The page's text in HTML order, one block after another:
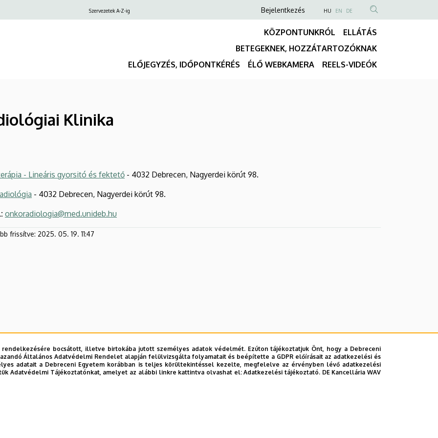
bocsátott, illetve birtokába jutott személyes adatok védelmét. Ezúton tájékoztatjuk Önt, hogy a Debreceni
Általános Adatvédelmi Rendelet alapján felülvizsgálta folyamatait és beépítette a GDPR előírásait az adatkezelési és
adatait a Debreceni Egyetem korábban is teljes körültekintéssel kezelte, megfelelve az érvényben lévő adatkezelési
Adatvédelmi Tájékoztatónkat, amelyet az alábbi linkre kattintva olvashat el:Adatkezelési tájékoztató. DE Kancellária WAV
Szervezetek A-Z-ig
Anonim
fiók
menüje
Bejelentkezés NYELVVÁLASZTÓ
HU EN DE
TARTALOM
KERESÉSE
KÖZPONTUNKRÓL
ELLÁTÁS
BETEGEKNEK, HOZZÁTARTOZÓKNAK
ELŐJEGYZÉS, IDŐPONTKÉRÉS
ÉLŐ WEBKAMERA REELS-VIDEÓK
Klinika
- Lineáris gyorsitó és fektető - 4032 Debrecen, Nagyerdei körút 98.
- 4032 Debrecen, Nagyerdei körút 98.
onkoradiologia@med.unideb.hu
frissítve: 2025. 05. 19. 11:47